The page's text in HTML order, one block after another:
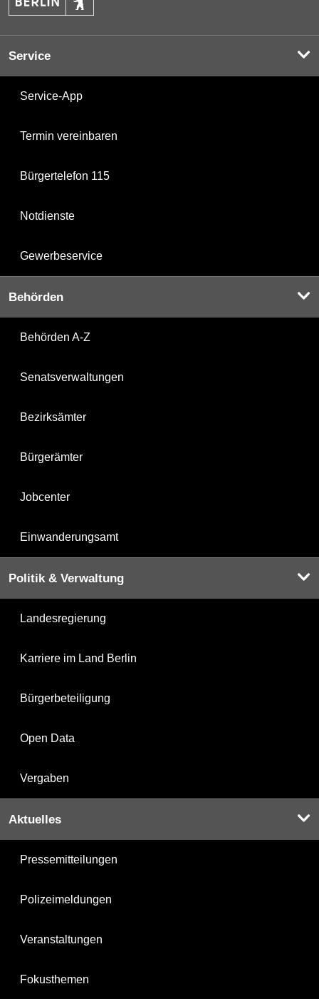
Service
Service-App
Termin vereinbaren
Bürgertelefon 115
Notdienste
Gewerbeservice
Behörden
Behörden A-Z
Senatsverwaltungen
Bezirksämter
Bürgerämter
Jobcenter
Einwanderungsamt
Politik & Verwaltung
Landesregierung
Karriere im Land Berlin
Bürgerbeteiligung
Open Data
Vergaben
Aktuelles
Pressemitteilungen
Polizeimeldungen
Veranstaltungen
Fokusthemen